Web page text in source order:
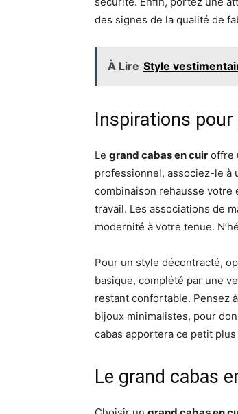
des signes de la qualité de
À Lire Style
Inspirations
Le grand cabas en cuir offre
professionnel, associez-le à
combinaison rehausse votre
travail. Les associations de
modernité à votre tenue.
Pour un style décontracté,
basique, complété par une
restant confortable. Pensez
bijoux minimalistes, pour
cabas apportera ce petit
Le grand cabas